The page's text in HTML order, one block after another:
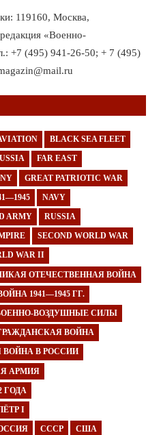
119160, Москва,
«Военно-
+7 (495) 941-26-50; + 7 (495)
BLACK SEA FLEET
FAR EAST
GREAT PATRIOTIC WAR
NAVY
ARMY RUSSIA
SECOND WORLD WAR
WAR II
ОТЕЧЕСТВЕННАЯ ВОЙНА
1941—1945 ГГ.
ВОЗДУШНЫЕ СИЛЫ
ВОЙНА
В РОССИИ
АРМИЯ
ГОДА
I
СССР США